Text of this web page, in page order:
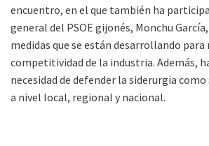
encuentro, en el que también ha
general del PSOE gijonés, Monchu
medidas que se están desarrollando
competitividad de la industria. Además,
necesidad de defender la siderurgia
a nivel local, regional y nacional.